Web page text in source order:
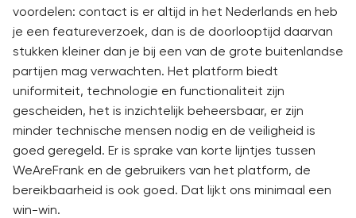
voordelen: contact is er altijd in het Nederlands en heb
je een featureverzoek, dan is de doorlooptijd daarvan
stukken kleiner dan je bij een van de grote buitenlandse
partijen mag verwachten. Het platform biedt
uniformiteit, technologie en functionaliteit zijn
gescheiden, het is inzichtelijk beheersbaar, er zijn
minder technische mensen nodig en de veiligheid is
goed geregeld. Er is sprake van korte lijntjes tussen
WeAreFrank en de gebruikers van het platform, de
bereikbaarheid is ook goed. Dat lijkt ons minimaal een
win-win.